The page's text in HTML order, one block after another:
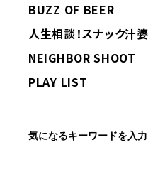
BUZZ OF BEER
人生相談！スナック汁婆
NEIGHBOR SHOOT
PLAY LIST